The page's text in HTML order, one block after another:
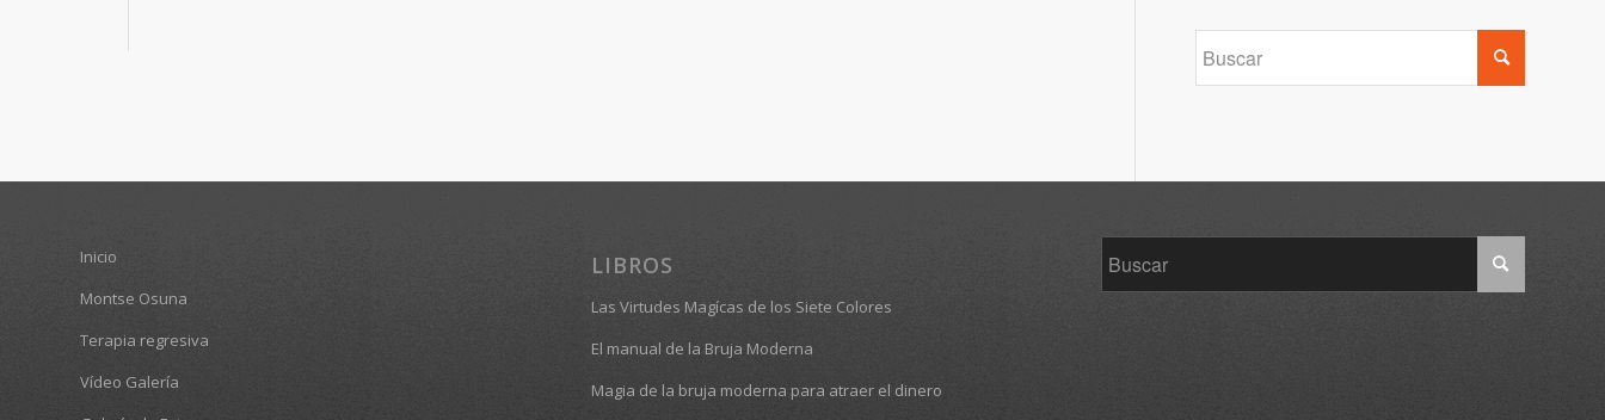
Inicio
Montse Osuna
Terapia regresiva
Vídeo Galería
LIBROS
Las Virtudes Magícas de los Siete Colores
El manual de la Bruja Moderna
Magia de la bruja moderna para atraer el dinero